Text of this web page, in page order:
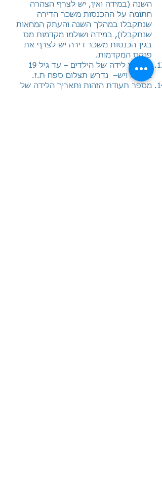
השנה (במידה ואין, יש לצרף הצהרה
חתומה על ההכנסות משכר הדירה
שנתקבלו במהלך השנה והעתק המחאות
שנתקבלו), במידה ושולמו מקדמות מס
בגין הכנסות משכר דירה יש לצרף את
פנקס המקדמות.
תאריכי לידה של הילדים – עד גיל 19
במידה ויש– נדרש תצלום ספח ת.ז.
מספר תעודת הזהות ותאריך הלידה של